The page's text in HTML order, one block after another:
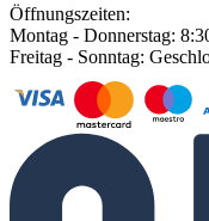
Öffnungszeiten:
Montag - Donnerstag:
Freitag - Sonntag: